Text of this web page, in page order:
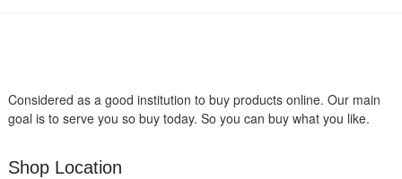
Considered as a good institution to buy products online. Our main
goal is to serve you so buy today. So you can buy what you like.
Shop Location